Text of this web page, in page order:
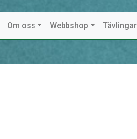
Om oss Webbshop Tävlingar